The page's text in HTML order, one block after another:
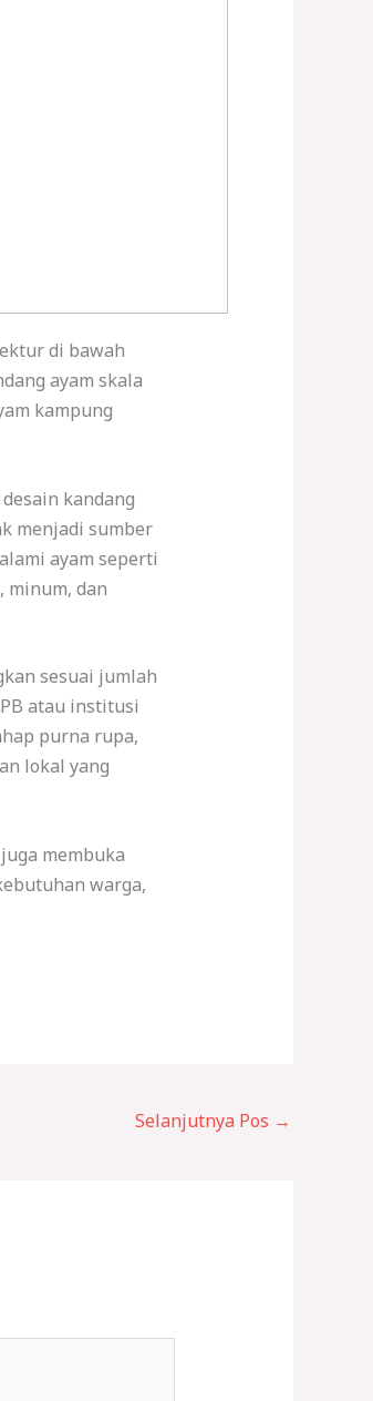
di bawah
ayam skala
kampung
kandang
menjadi sumber
ayam seperti
minum, dan
sesuai jumlah
atau institusi
purna rupa,
lokal yang
membuka
warga,
Selanjutnya Pos →